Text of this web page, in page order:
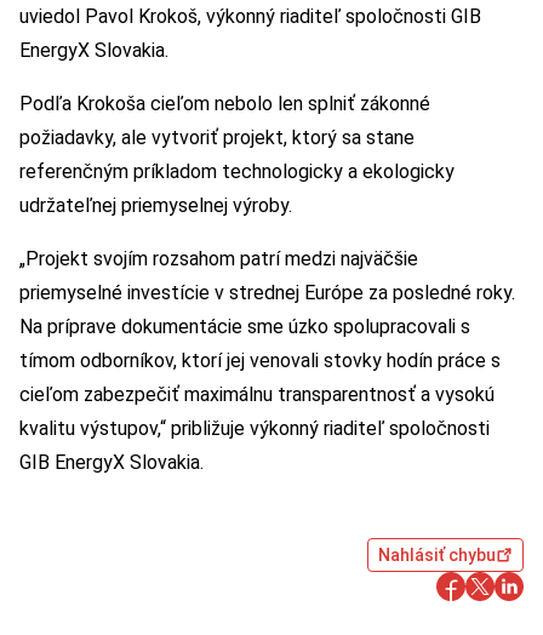
uviedol Pavol Krokoš, výkonný riaditeľ spoločnosti GIB
EnergyX Slovakia.
Podľa Krokoša cieľom nebolo len splniť zákonné
požiadavky, ale vytvoriť projekt, ktorý sa stane
referenčným príkladom technologicky a ekologicky
udržateľnej priemyselnej výroby.
„Projekt svojím rozsahom patrí medzi najväčšie
priemyselné investície v strednej Európe za posledné roky.
Na príprave dokumentácie sme úzko spolupracovali s
tímom odborníkov, ktorí jej venovali stovky hodín práce s
cieľom zabezpečiť maximálnu transparentnosť a vysokú
kvalitu výstupov,“ približuje výkonný riaditeľ spoločnosti
GIB EnergyX Slovakia.
Nahlásiť chybu